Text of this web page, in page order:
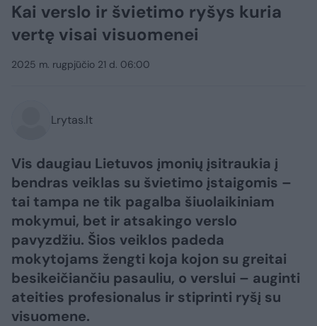
Kai verslo ir švietimo ryšys kuria
vertę visai visuomenei
2025 m. rugpjūčio 21 d. 06:00
Lrytas.lt
Vis daugiau Lietuvos įmonių įsitraukia į
bendras veiklas su švietimo įstaigomis –
tai tampa ne tik pagalba šiuolaikiniam
mokymui, bet ir atsakingo verslo
pavyzdžiu. Šios veiklos padeda
mokytojams žengti koja kojon su greitai
besikeičiančiu pasauliu, o verslui – auginti
ateities profesionalus ir stiprinti ryšį su
visuomene.